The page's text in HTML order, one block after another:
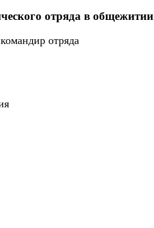
отряда в
отряда